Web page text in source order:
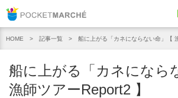
Pocket
HOME 記事一覧 船に上がる「カネにならない命」【
船に上がる「カネになら
漁師ツアーReport2 】